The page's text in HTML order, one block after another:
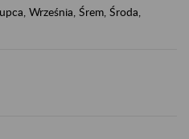
Września, Śrem, Środa,